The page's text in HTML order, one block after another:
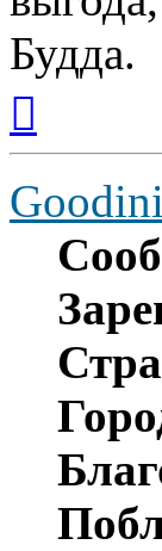
Будда.
началу
Goodini